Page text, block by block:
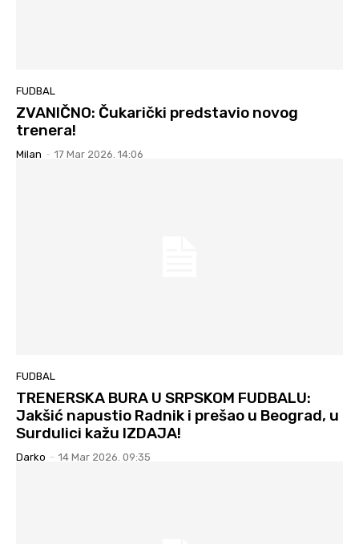
FUDBAL
ZVANIČNO: Čukarički predstavio novog
trenera!
Milan - 17 Mar 2026. 14:06
FUDBAL
TRENERSKA BURA U SRPSKOM FUDBALU:
Jakšić napustio Radnik i prešao u Beograd, u
Surdulici kažu IZDAJA!
Darko - 14 Mar 2026. 09:35